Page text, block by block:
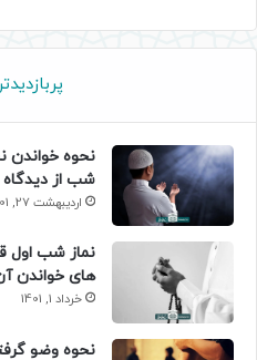
نحوه خواندن
شب از دیدگاه
اردیبهشت 27, 1401
نماز شب اول
های خواندن
خرداد 1, 1401
نحوه وضو